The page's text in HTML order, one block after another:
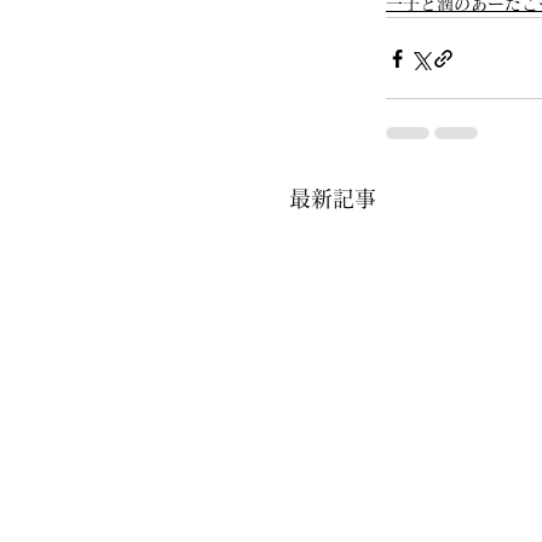
一子と潤のあーだ
最新記事